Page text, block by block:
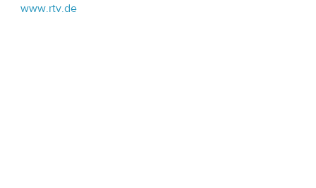
www.rtv.de